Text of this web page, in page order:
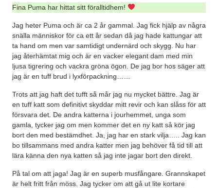
Fina Puma har hittat sitt föralltidhem!
Jag heter Puma och är ca 2 år gammal. Jag fick hjälp av några
snälla människor för ca ett år sedan då jag hade kattungar att
ta hand om men var samtidigt undernärd och skygg. Nu har
jag återhämtat mig och är en vacker elegant dam med min
ljusa tigrering och vackra gröna ögon. De jag bor hos säger att
jag är en tuff brud i lyxförpackning……
Trots att jag haft det tufft så mår jag nu mycket bättre. Jag är
en tuff katt som definitivt skyddar mitt revir och kan slåss för att
försvara det. De andra katterna i jourhemmet, unga som
gamla, tycker jag om men kommer det en ny katt så kör jag
bort den med bestämdhet. Ja, jag har en stark vilja….. Jag kan
bo tillsammans med andra katter men jag behöver få tid till att
lära känna den nya katten så jag inte jagar bort den direkt.
På tal om att jaga! Jag är en superb musfångare. Grannskapet
är helt fritt från möss. Jag tycker om att gå ut lite kortare